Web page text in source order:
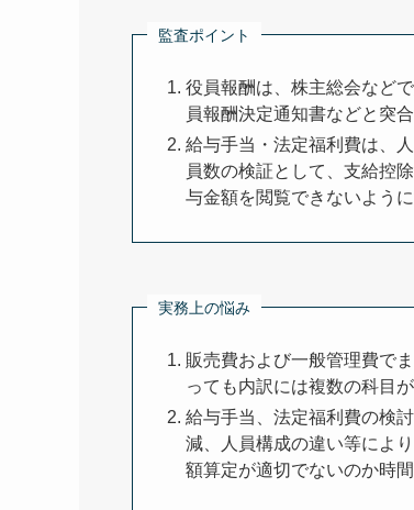
監査ポイント
役員報酬は、株主総会など
員報酬決定通知書などと突
給与手当・法定福利費は、
員数の検証として、支給控
与金額を閲覧できないよう
実務上の悩み
販売費および一般管理費で
っても内訳には複数の科目
給与手当、法定福利費の検
減、人員構成の違い等によ
額算定が適切でないのか時